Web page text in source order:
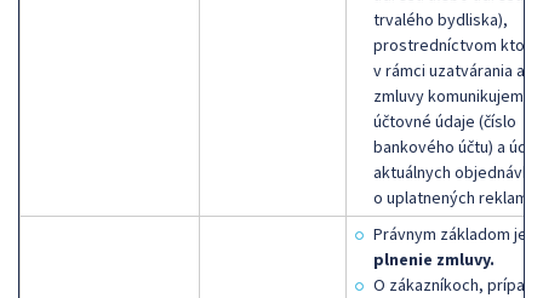
trvalého bydliska),
prostredníctvom
v rámci uzatvárania a
zmluvy komunikujeme,
účtovné údaje (číslo
bankového účtu) a
aktuálnych
o uplatnených
Právnym základom je
plnenie zmluvy.
O zákazníkoch,